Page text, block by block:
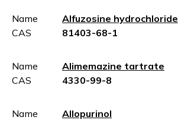
Name
Alfuzosine hydrochloride
CAS
81403-68-1
Name
Alimemazine tartrate
CAS
4330-99-8
Name
Allopurinol